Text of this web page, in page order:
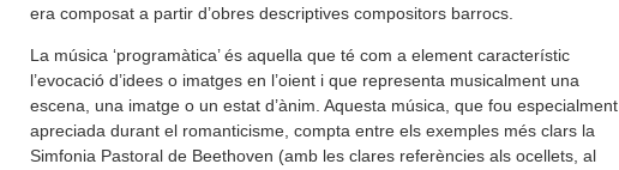
era composat a partir d’obres descriptives compositors barrocs.
La música ‘programàtica’ és aquella que té com a element característic
l’evocació d’idees o imatges en l’oient i que representa musicalment una
escena, una imatge o un estat d’ànim. Aquesta música, que fou especialment
apreciada durant el romanticisme, compta entre els exemples més clars la
Simfonia Pastoral de Beethoven (amb les clares referències als ocellets, al